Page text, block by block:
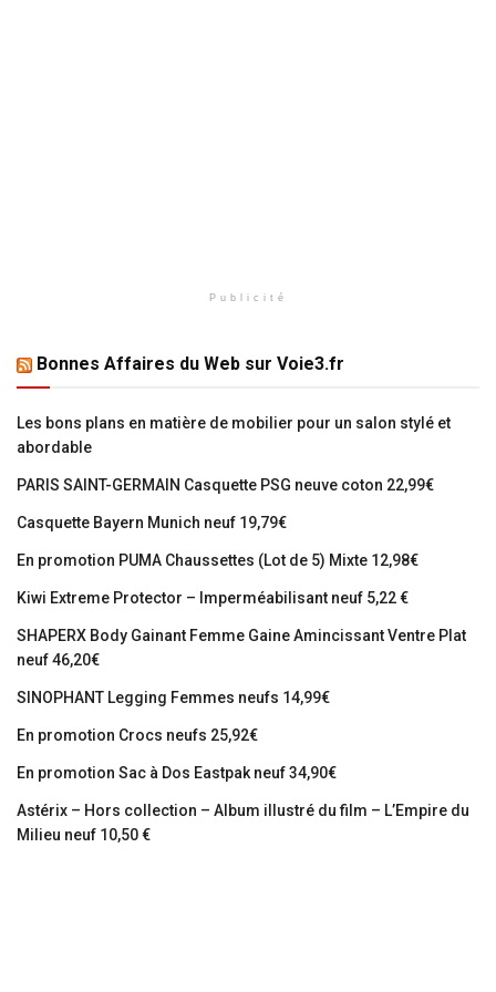
Publicité
Bonnes Affaires du Web sur Voie3.fr
Les bons plans en matière de mobilier pour un salon stylé et
abordable
PARIS SAINT-GERMAIN Casquette PSG neuve coton 22,99€
Casquette Bayern Munich neuf 19,79€
En promotion PUMA Chaussettes (Lot de 5) Mixte 12,98€
Kiwi Extreme Protector – Imperméabilisant neuf 5,22 €
SHAPERX Body Gainant Femme Gaine Amincissant Ventre Plat
neuf 46,20€
SINOPHANT Legging Femmes neufs 14,99€
En promotion Crocs neufs 25,92€
En promotion Sac à Dos Eastpak neuf 34,90€
Astérix – Hors collection – Album illustré du film – L’Empire du
Milieu neuf 10,50 €